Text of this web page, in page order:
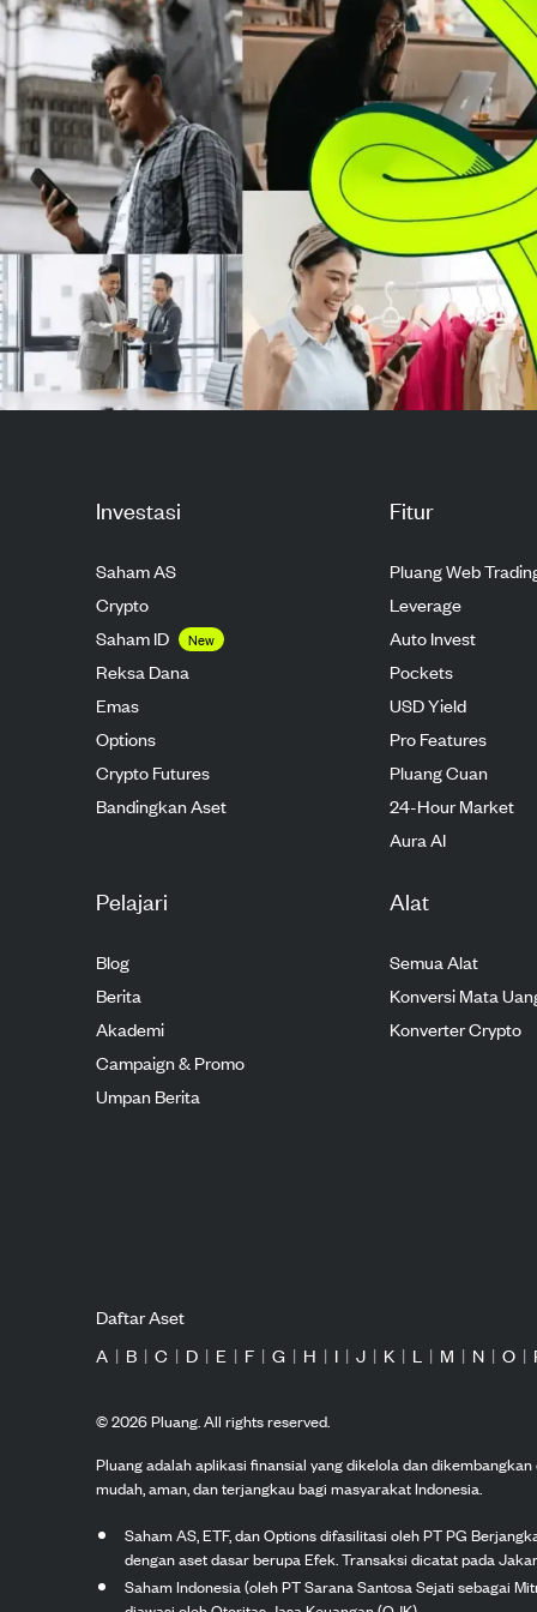
inti pemegang saham turun ...
keuangan,
harga
-1,45 dan...
Investasi
Saham AS
Crypto
Saham ID
New
Reksa Dana
Emas
Options
Crypto Futures
Bandingkan Aset
Fitur
Pluang Web
Leverage
Auto Invest
Pockets
USD Yield
Pro Features
Pluang Cuan
24-Hour Market
Aura AI
Pelajari
Blog
Berita
Akademi
Campaign & Promo
Umpan Berita
Alat
Semua Alat
Konversi Mata
Konverter Crypto
Daftar Aset
A | B | C | D | E | F | G | H | I | J | K | L | M | N | O |
©2026Pluang. All rights reserved.
Pluang adalah aplikasi finansial yang dikelola dan
mudah, aman, dan terjangkau bagi masyarakat Indonesia.
Saham AS, ETF, dan Options difasilitasi oleh PT PG
dengan aset dasar berupa Efek. Transaksi dicatat pada
Saham Indonesia (oleh PT Sarana Santosa Sejati sebagai